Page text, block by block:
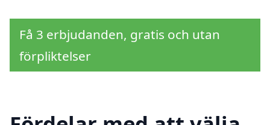
Få 3 erbjudanden, gratis och utan
förpliktelser